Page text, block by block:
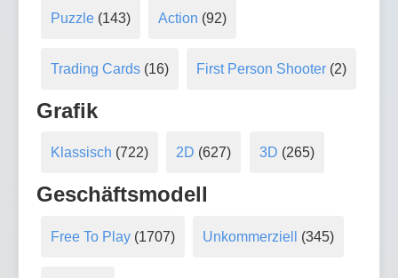
Puzzle(143) Action (92)
Trading Cards(16) First Person Shooter (2)
Grafik
Klassisch (722) 2D (627) 3D (265)
Geschäftsmodell
Free To Play(1707) Unkommerziell (345)